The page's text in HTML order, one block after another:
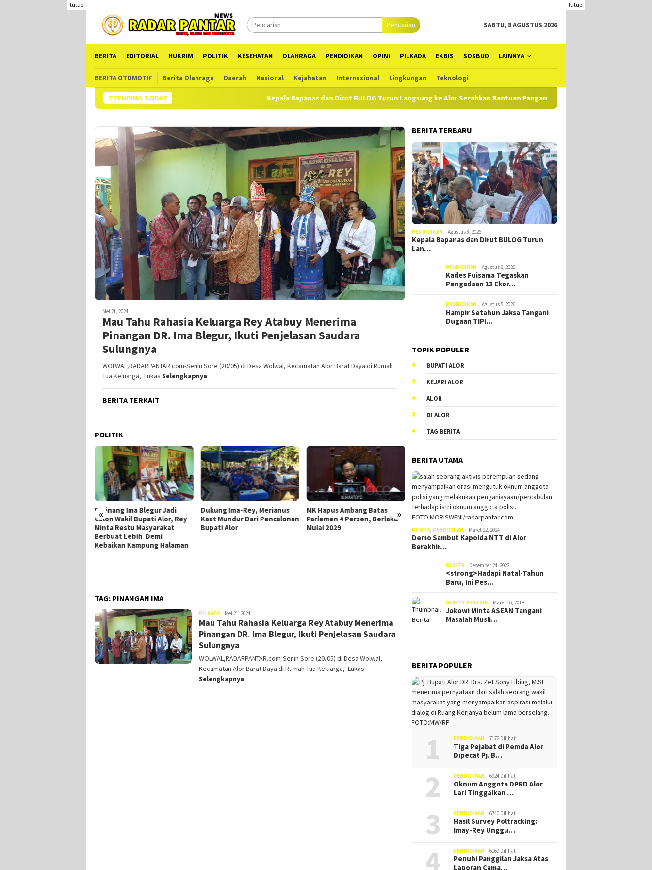
konten
tutup tutup
Pencarian SABTU, 8 AGUSTUS 2026
BERITA EDITORIAL HUKRIM POLITIK KESEHATAN OLAHRAGA PENDIDIKAN OPINI PILKADA EKBIS SOSBUD LAINNYA
BERITA OTOMOTIF Berita Olahraga Daerah Nasional Kejahatan Internasional Lingkungan Teknologi
TRENDING TODAY Kepala Bapanas dan Dirut BULOG Turun Langsung ke Alor Serahkan Bantuan Pangan Perdana
Mei 21, 2024
Mau Tahu Rahasia Keluarga Rey Atabuy Menerima
Pinangan DR. Ima Blegur, Ikuti Penjelasan Saudara
Sulungnya
WOLWAL,RADARPANTAR.com-Senin Sore (20/05) di Desa Wolwal, Kecamatan Alor Barat Daya di Rumah
Tua Keluarga, Lukas Selengkapnya
BERITA TERKAIT
POLITIK
« »
Dukung Ima-Rey, Merianus
Kaat Mundur Dari Pencalonan
Bupati Alor
MK Hapus Ambang Batas
Parlemen 4 Persen, Berlaku
Mulai 2029
Anggota DPRD Alor Ini Tolak
POKIR-BIMTEK Di APBD
Perubahan 2023, Ikuti
Ulasannya
DPRD Alor Minta Tambahan
POKIR dan Bimtek, Tim
Daerah Tinggalkan Ruang
Berbuat Lebih Demi
TAG: PINANGAN IMA
PILKADAMoris
Weni
Mei 21, 2024
Mau Tahu Rahasia Keluarga Rey Atabuy Menerima
Pinangan DR. Ima Blegur, Ikuti Penjelasan Saudara
Sulungnya
WOLWAL,RADARPANTAR.com-Senin Sore (20/05) di Desa Wolwal,
Kecamatan Alor Barat Daya di Rumah Tua Keluarga, Lukas
Selengkapnya
BERITA TERBARU
PENDIDIKAN Agustus 8, 2026
Kepala Bapanas dan Dirut BULOG Turun
Lan…
PENDIDIKAN Agustus 6, 2026
Kades Fuisama Tegaskan
Pengadaan 13 Ekor…
PENDIDIKAN Agustus 5, 2026
Hampir Setahun Jaksa Tangani
Dugaan TIPI…
TOPIK POPULER
BUPATI ALOR
KEJARI ALOR
ALOR
DI ALOR
TAG BERITA
BERITA UTAMA
BERITA PENDIDIKAN Maret 22, 2024
Demo Sambut Kapolda NTT di Alor
Berakhir…
BERITA Desember 24, 2022
<strong>Hadapi Natal-Tahun
Baru, Ini Pes…
BERITA POLITIK Maret 16, 2019
Jokowi Minta ASEAN Tangani
Masalah Musli…
BERITA POPULER
1 PENDIDIKAN 7176 Dilihat
Tiga Pejabat di Pemda Alor
Dipecat Pj. B…
2 PENDIDIKAN 6924 Dilihat
Oknum Anggota DPRD Alor
Lari Tinggalkan …
3 PENDIDIKAN 6740 Dilihat
Hasil Survey Poltracking:
Imay-Rey Unggu…
4 PENDIDIKAN 6169 Dilihat
Penuhi Panggilan Jaksa Atas
Laporan Cama…